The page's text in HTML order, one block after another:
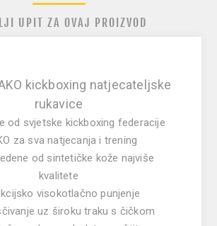
UPIT ZA OVAJ PROIZVOD
kickboxing natjecateljske
rukavice
od svjetske kickboxing federacije
za sva natjecanja i trening
od sintetičke kože najviše
kvalitete
visokotlačno punjenje
uz široku traku s čičkom